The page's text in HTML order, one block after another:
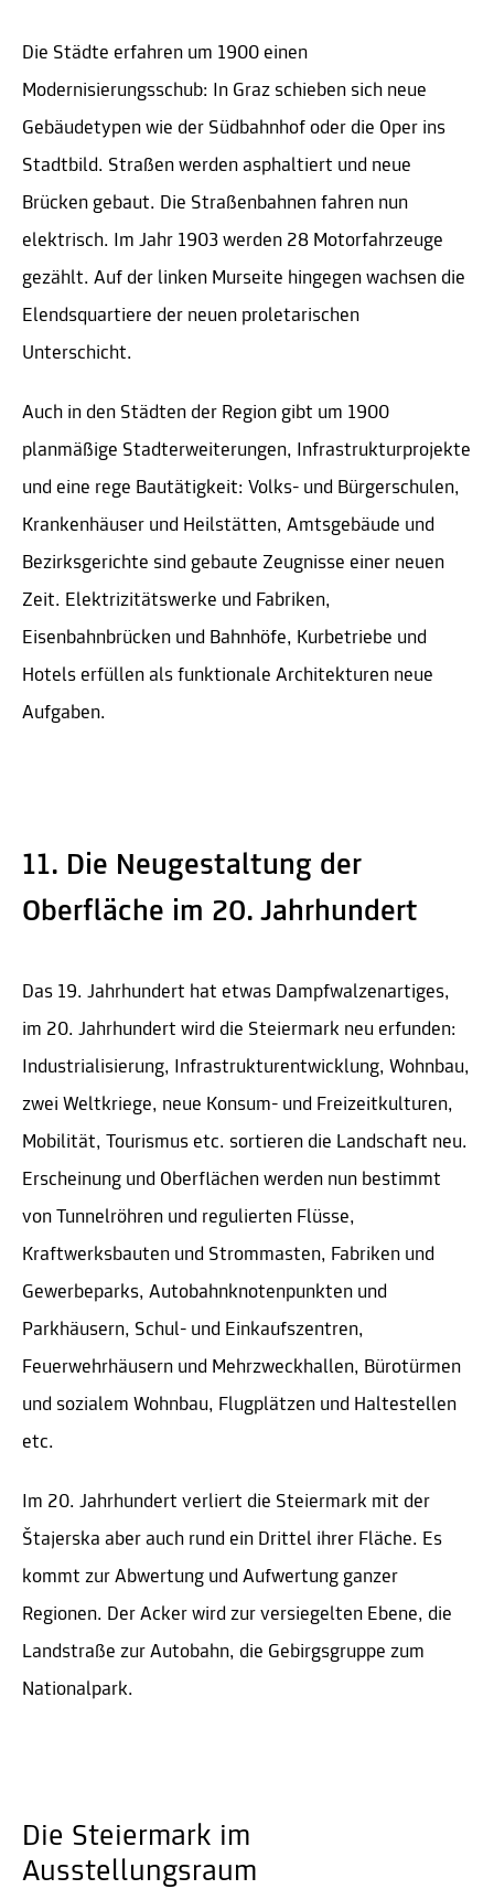
Die Städte erfahren um 1900 einen
Modernisierungsschub: In Graz schieben sich neue
Gebäudetypen wie der Südbahnhof oder die Oper ins
Stadtbild. Straßen werden asphaltiert und neue
Brücken gebaut. Die Straßenbahnen fahren nun
elektrisch. Im Jahr 1903 werden 28 Motorfahrzeuge
gezählt. Auf der linken Murseite hingegen wachsen die
Elendsquartiere der neuen proletarischen
Unterschicht.
Auch in den Städten der Region gibt um 1900
planmäßige Stadterweiterungen, Infrastrukturprojekte
und eine rege Bautätigkeit: Volks- und Bürgerschulen,
Krankenhäuser und Heilstätten, Amtsgebäude und
Bezirksgerichte sind gebaute Zeugnisse einer neuen
Zeit. Elektrizitätswerke und Fabriken,
Eisenbahnbrücken und Bahnhöfe, Kurbetriebe und
Hotels erfüllen als funktionale Architekturen neue
Aufgaben.
11. Die Neugestaltung der
Oberfläche im 20. Jahrhundert
Das 19. Jahrhundert hat etwas Dampfwalzenartiges,
im 20. Jahrhundert wird die Steiermark neu erfunden:
Industrialisierung, Infrastrukturentwicklung, Wohnbau,
zwei Weltkriege, neue Konsum- und Freizeitkulturen,
Mobilität, Tourismus etc. sortieren die Landschaft neu.
Erscheinung und Oberflächen werden nun bestimmt
von Tunnelröhren und regulierten Flüsse,
Kraftwerksbauten und Strommasten, Fabriken und
Gewerbeparks, Autobahnknotenpunkten und
Parkhäusern, Schul- und Einkaufszentren,
Feuerwehrhäusern und Mehrzweckhallen, Bürotürmen
und sozialem Wohnbau, Flugplätzen und Haltestellen
etc.
Im 20. Jahrhundert verliert die Steiermark mit der
Štajerska aber auch rund ein Drittel ihrer Fläche. Es
kommt zur Abwertung und Aufwertung ganzer
Regionen. Der Acker wird zur versiegelten Ebene, die
Landstraße zur Autobahn, die Gebirgsgruppe zum
Nationalpark.
Die Steiermark im
Ausstellungsraum